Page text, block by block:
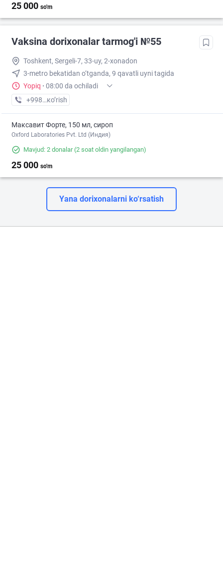
25 000 so'm
Vaksina dorixonalar tarmog'i №55
Toshkent, Sergeli-7, 33-uy, 2-xonadon
3-metro bekatidan o‘tganda, 9 qavatli uyni tagida
Yopiq · 08:00 da ochiladi
+998 (77) XXX-XX-XX
кo’rish
Максавит Форте, 150 мл, сироп
Oxford Laboratories Pvt. Ltd (Индия)
Mavjud: 2 donalar(2 soat oldin yangilangan)
25 000 so'm
Yana dorixonalarni ko‘rsatish